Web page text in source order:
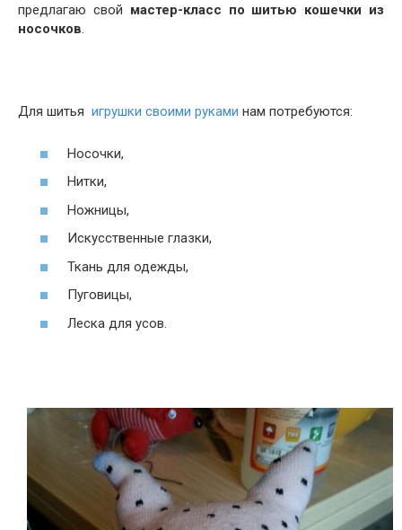
предлагаю свой мастер-класс по шитью кошечки из
носочков.
Для шитья игрушки своими руками нам потребуются:
Носочки,
Нитки,
Ножницы,
Искусственные глазки,
Ткань для одежды,
Пуговицы,
Леска для усов.